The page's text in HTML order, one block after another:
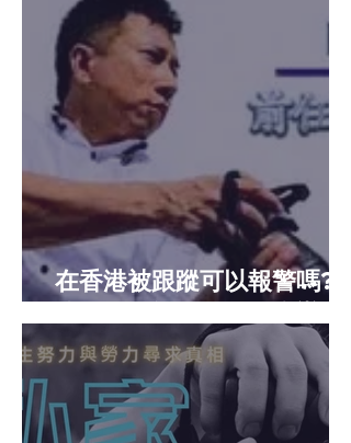
在香港被跟蹤可以報警嗎?